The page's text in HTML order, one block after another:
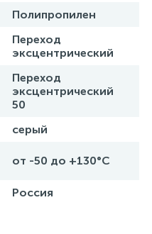
Полипропилен
Переход
эксцентрический
Переход
эксцентрический
50
серый
от -50 до +130°С
Россия